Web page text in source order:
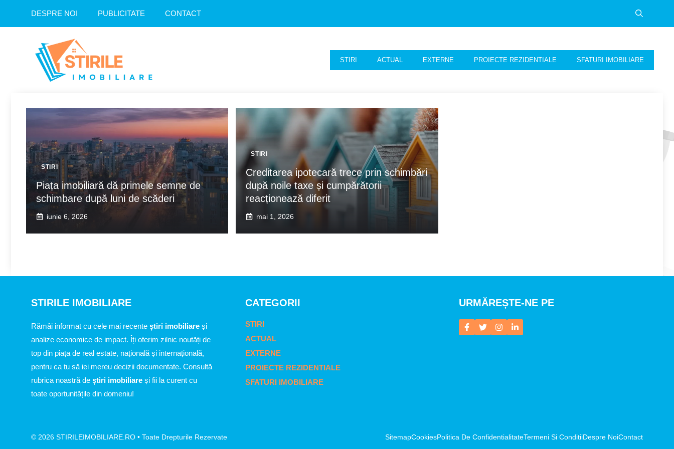
DESPRE NOI PUBLICITATE CONTACT
STIRI ACTUAL EXTERNE PROIECTE REZIDENTIALE SFATURI IMOBILIARE
STIRI
Piața imobiliară dă primele semne de
schimbare după luni de scăderi
iunie 6, 2026
STIRI
Creditarea ipotecară trece prin schimbări
după noile taxe și cumpărătorii
reacționează diferit
mai 1, 2026
STIRILE IMOBILIARE
Rămâi informat cu cele mai recente știri imobiliare și
analize economice de impact. Îți oferim zilnic noutăți de
top din piața de real estate, națională și internațională,
pentru ca tu să iei mereu decizii documentate. Consultă
rubrica noastră de știri imobiliare și fii la curent cu
toate oportunitățile din domeniu!
CATEGORII
STIRI
ACTUAL
EXTERNE
PROIECTE REZIDENTIALE
SFATURI IMOBILIARE
URMĂREȘTE-NE PE
© 2026 STIRILEIMOBILIARE.RO • Toate Drepturile Rezervate SitemapCookiesPolitica De ConfidentialitateTermeni Si ConditiiDespre NoiContact